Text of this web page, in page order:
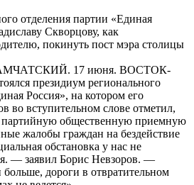
отделения партии «Единая
Скворцову, как
покинуть пост мэра столицы
17 июня. ВОСТОК-
президиум регионального
Россия», на котором его
во вступительном слове отметил,
партийную общественную приемную
жалобы граждан на бездействие
обстановка у нас не
— заявил Борис Невзоров. —
дороги в отвратительном